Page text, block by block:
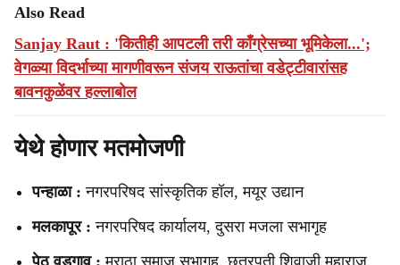
Also Read
Sanjay Raut : 'कितीही आपटली तरी काँग्रेसच्या भूमिकेला...';
वेगळ्या विदर्भाच्या मागणीवरून संजय राऊतांचा वडेट्टीवारांसह
बावनकुळेंवर हल्लाबोल
येथे होणार मतमोजणी
पन्हाळा : नगरपरिषद सांस्कृतिक हॉल, मयूर उद्यान
मलकापूर : नगरपरिषद कार्यालय, दुसरा मजला सभागृह
पेठ वडगाव : मराठा समाज सभागृह, छत्रपती शिवाजी महाराज